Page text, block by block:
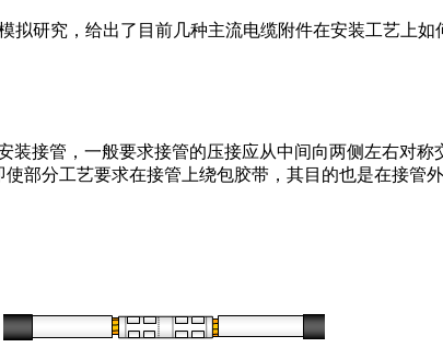
研究，给出了目前几种主流电缆附件在安装工艺上如
装接管，一般要求接管的压接应从中间向两侧左右对
部分工艺要求在接管上绕包胶带，其目的也是在接管